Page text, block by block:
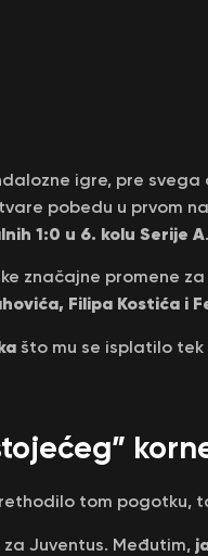
igre, pre
pobedu u prvom
1:0 u 6. kolu Serije A.
značajne promene
Filipa Kostića i
što mu se isplatilo tek
tom pogotku,
Juventus. Međutim,